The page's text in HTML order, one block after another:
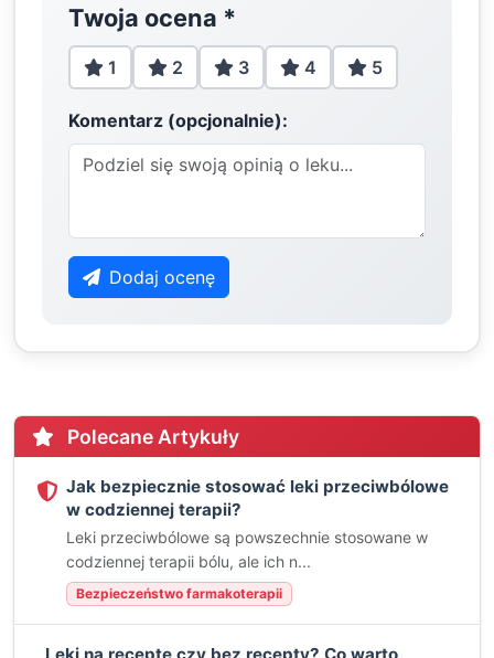
Twoja ocena *
1 2 3 4 5
Komentarz (opcjonalnie):
Dodaj ocenę
Polecane Artykuły
Jak bezpiecznie stosować leki przeciwbólowe
w codziennej terapii?
Leki przeciwbólowe są powszechnie stosowane w
codziennej terapii bólu, ale ich n...
Bezpieczeństwo farmakoterapii